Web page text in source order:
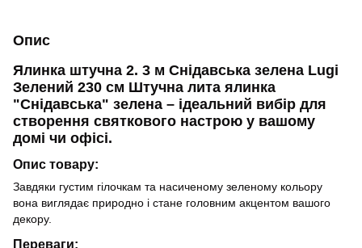
Опис
Ялинка штучна 2. 3 м Снідавська зелена Lugi
Зелений 230 см Штучна лита ялинка
"Снідавська" зелена – ідеальний вибір для
створення святкового настрою у вашому
домі чи офісі.
Опис товару:
Завдяки густим гілочкам та насиченому зеленому кольору
вона виглядає природно і стане головним акцентом вашого
декору.
Переваги: